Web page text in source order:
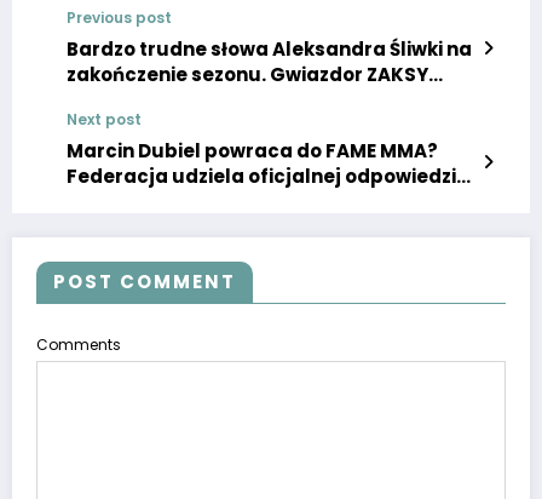
Previous post
Bardzo trudne słowa Aleksandra Śliwki na
zakończenie sezonu. Gwiazdor ZAKSY
gardle
Next post
Marcin Dubiel powraca do FAME MMA?
Federacja udziela oficjalnej odpowiedzi
POST COMMENT
Comments